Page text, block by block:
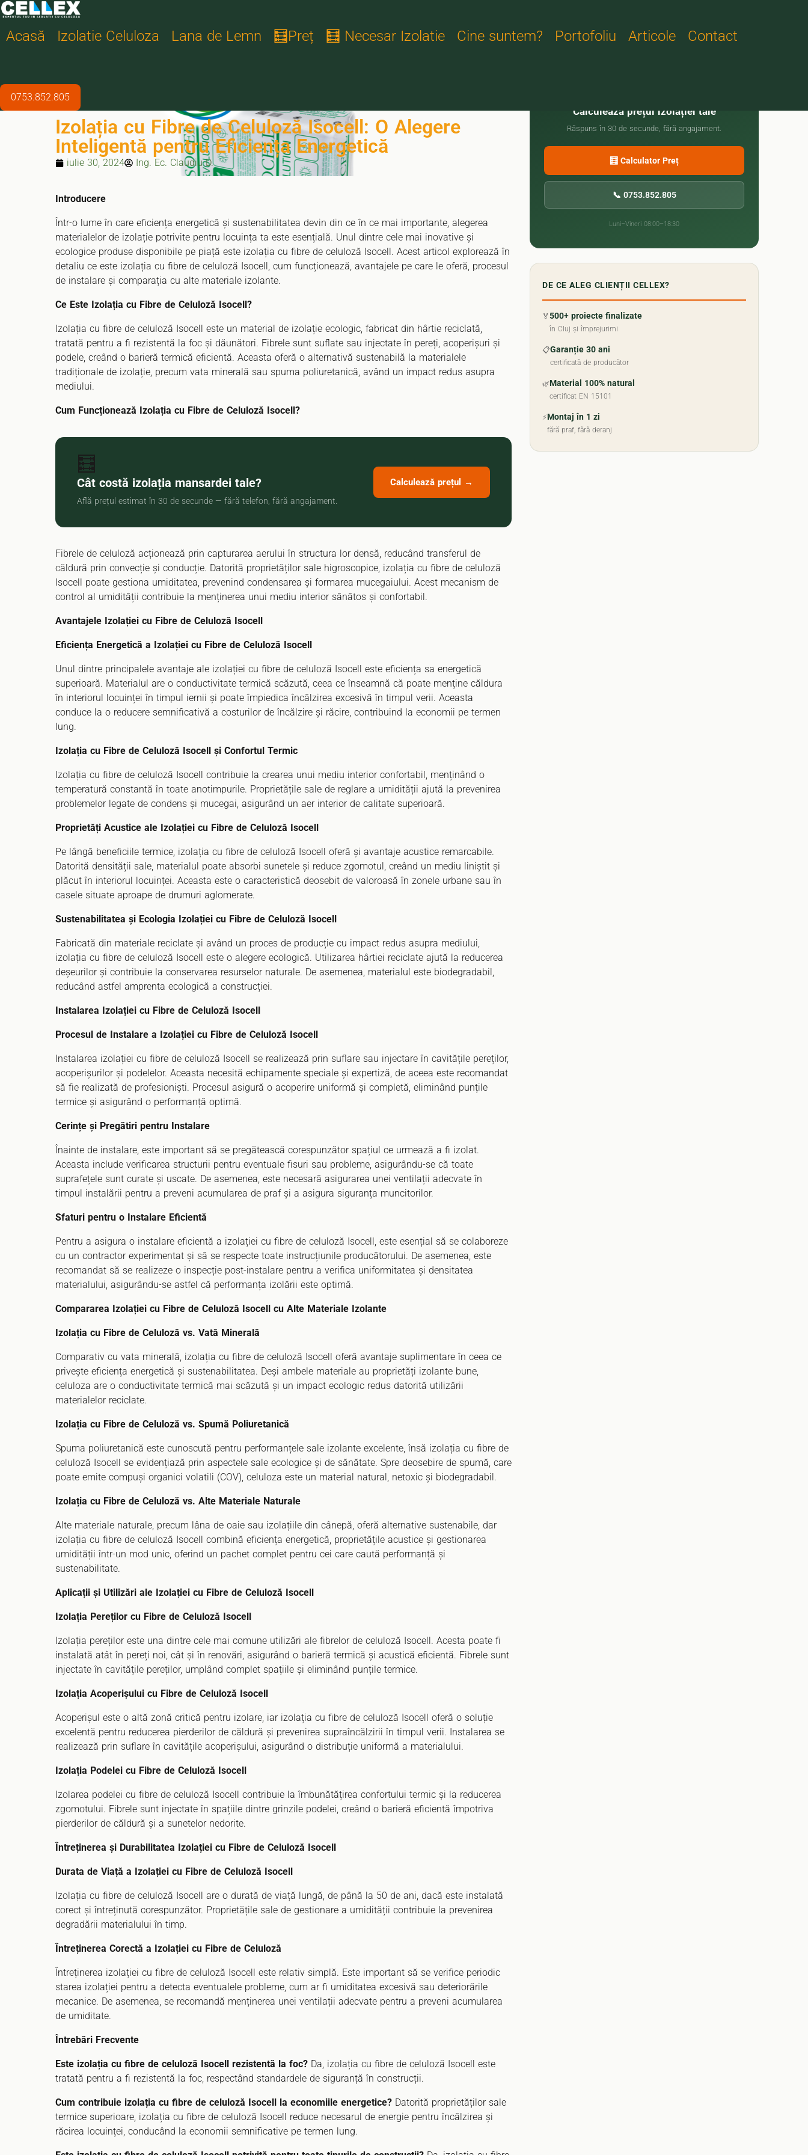
Acasă Izolatie Celuloza Lana de Lemn 🧮Preț 🧮 Necesar Izolatie Cine suntem? Portofoliu Articole Contact
0753.852.805🏠 IZOLAȚIE MANSARDĂ
Izolația cu Fibre de Celuloză Isocell: O Alegere
Inteligentă pentru Eficiența Energetică
iulie 30, 2024 Ing. Ec. Claudiu D.
Introducere
Într-o lume în care eficiența energetică și sustenabilitatea devin din ce în ce mai importante, alegerea
materialelor de izolație potrivite pentru locuința ta este esențială. Unul dintre cele mai inovative și
ecologice produse disponibile pe piață este izolația cu fibre de celuloză Isocell. Acest articol explorează în
detaliu ce este izolația cu fibre de celuloză Isocell, cum funcționează, avantajele pe care le oferă, procesul
de instalare și comparația cu alte materiale izolante.
Ce Este Izolația cu Fibre de Celuloză Isocell?
Izolația cu fibre de celuloză Isocell este un material de izolație ecologic, fabricat din hârtie reciclată,
tratată pentru a fi rezistentă la foc și dăunători. Fibrele sunt suflate sau injectate în pereți, acoperișuri și
podele, creând o barieră termică eficientă. Aceasta oferă o alternativă sustenabilă la materialele
tradiționale de izolație, precum vata minerală sau spuma poliuretanică, având un impact redus asupra
mediului.
Cum Funcționează Izolația cu Fibre de Celuloză Isocell?
🧮
Cât costă izolația mansardei tale?
Află prețul estimat în 30 de secunde — fără telefon, fără angajament.
Calculează prețul →
Fibrele de celuloză acționează prin capturarea aerului în structura lor densă, reducând transferul de
căldură prin convecție și conducție. Datorită proprietăților sale higroscopice, izolația cu fibre de celuloză
Isocell poate gestiona umiditatea, prevenind condensarea și formarea mucegaiului. Acest mecanism de
control al umidității contribuie la menținerea unui mediu interior sănătos și confortabil.
Avantajele Izolației cu Fibre de Celuloză Isocell
Eficiența Energetică a Izolației cu Fibre de Celuloză Isocell
Unul dintre principalele avantaje ale izolației cu fibre de celuloză Isocell este eficiența sa energetică
superioară. Materialul are o conductivitate termică scăzută, ceea ce înseamnă că poate menține căldura
în interiorul locuinței în timpul iernii și poate împiedica încălzirea excesivă în timpul verii. Aceasta
conduce la o reducere semnificativă a costurilor de încălzire și răcire, contribuind la economii pe termen
lung.
Izolația cu Fibre de Celuloză Isocell și Confortul Termic
Izolația cu fibre de celuloză Isocell contribuie la crearea unui mediu interior confortabil, menținând o
temperatură constantă în toate anotimpurile. Proprietățile sale de reglare a umidității ajută la prevenirea
problemelor legate de condens și mucegai, asigurând un aer interior de calitate superioară.
Proprietăți Acustice ale Izolației cu Fibre de Celuloză Isocell
Pe lângă beneficiile termice, izolația cu fibre de celuloză Isocell oferă și avantaje acustice remarcabile.
Datorită densității sale, materialul poate absorbi sunetele și reduce zgomotul, creând un mediu liniștit și
plăcut în interiorul locuinței. Aceasta este o caracteristică deosebit de valoroasă în zonele urbane sau în
casele situate aproape de drumuri aglomerate.
Sustenabilitatea și Ecologia Izolației cu Fibre de Celuloză Isocell
Fabricată din materiale reciclate și având un proces de producție cu impact redus asupra mediului,
izolația cu fibre de celuloză Isocell este o alegere ecologică. Utilizarea hârtiei reciclate ajută la reducerea
deșeurilor și contribuie la conservarea resurselor naturale. De asemenea, materialul este biodegradabil,
reducând astfel amprenta ecologică a construcției.
Instalarea Izolației cu Fibre de Celuloză Isocell
Procesul de Instalare a Izolației cu Fibre de Celuloză Isocell
Instalarea izolației cu fibre de celuloză Isocell se realizează prin suflare sau injectare în cavitățile pereților,
acoperișurilor și podelelor. Aceasta necesită echipamente speciale și expertiză, de aceea este recomandat
să fie realizată de profesioniști. Procesul asigură o acoperire uniformă și completă, eliminând punțile
termice și asigurând o performanță optimă.
Cerințe și Pregătiri pentru Instalare
Înainte de instalare, este important să se pregătească corespunzător spațiul ce urmează a fi izolat.
Aceasta include verificarea structurii pentru eventuale fisuri sau probleme, asigurându-se că toate
suprafețele sunt curate și uscate. De asemenea, este necesară asigurarea unei ventilații adecvate în
timpul instalării pentru a preveni acumularea de praf și a asigura siguranța muncitorilor.
Sfaturi pentru o Instalare Eficientă
Pentru a asigura o instalare eficientă a izolației cu fibre de celuloză Isocell, este esențial să se colaboreze
cu un contractor experimentat și să se respecte toate instrucțiunile producătorului. De asemenea, este
recomandat să se realizeze o inspecție post-instalare pentru a verifica uniformitatea și densitatea
materialului, asigurându-se astfel că performanța izolării este optimă.
Compararea Izolației cu Fibre de Celuloză Isocell cu Alte Materiale Izolante
Izolația cu Fibre de Celuloză vs. Vată Minerală
Comparativ cu vata minerală, izolația cu fibre de celuloză Isocell oferă avantaje suplimentare în ceea ce
privește eficiența energetică și sustenabilitatea. Deși ambele materiale au proprietăți izolante bune,
celuloza are o conductivitate termică mai scăzută și un impact ecologic redus datorită utilizării
materialelor reciclate.
Izolația cu Fibre de Celuloză vs. Spumă Poliuretanică
Spuma poliuretanică este cunoscută pentru performanțele sale izolante excelente, însă izolația cu fibre de
celuloză Isocell se evidențiază prin aspectele sale ecologice și de sănătate. Spre deosebire de spumă, care
poate emite compuși organici volatili (COV), celuloza este un material natural, netoxic și biodegradabil.
Izolația cu Fibre de Celuloză vs. Alte Materiale Naturale
Alte materiale naturale, precum lâna de oaie sau izolațiile din cânepă, oferă alternative sustenabile, dar
izolația cu fibre de celuloză Isocell combină eficiența energetică, proprietățile acustice și gestionarea
umidității într-un mod unic, oferind un pachet complet pentru cei care caută performanță și
sustenabilitate.
Aplicații și Utilizări ale Izolației cu Fibre de Celuloză Isocell
Izolația Pereților cu Fibre de Celuloză Isocell
Izolația pereților este una dintre cele mai comune utilizări ale fibrelor de celuloză Isocell. Acesta poate fi
instalată atât în pereți noi, cât și în renovări, asigurând o barieră termică și acustică eficientă. Fibrele sunt
injectate în cavitățile pereților, umplând complet spațiile și eliminând punțile termice.
Izolația Acoperișului cu Fibre de Celuloză Isocell
Acoperișul este o altă zonă critică pentru izolare, iar izolația cu fibre de celuloză Isocell oferă o soluție
excelentă pentru reducerea pierderilor de căldură și prevenirea supraîncălzirii în timpul verii. Instalarea se
realizează prin suflare în cavitățile acoperișului, asigurând o distribuție uniformă a materialului.
Izolația Podelei cu Fibre de Celuloză Isocell
Izolarea podelei cu fibre de celuloză Isocell contribuie la îmbunătățirea confortului termic și la reducerea
zgomotului. Fibrele sunt injectate în spațiile dintre grinzile podelei, creând o barieră eficientă împotriva
pierderilor de căldură și a sunetelor nedorite.
Întreținerea și Durabilitatea Izolației cu Fibre de Celuloză Isocell
Durata de Viață a Izolației cu Fibre de Celuloză Isocell
Izolația cu fibre de celuloză Isocell are o durată de viață lungă, de până la 50 de ani, dacă este instalată
corect și întreținută corespunzător. Proprietățile sale de gestionare a umidității contribuie la prevenirea
degradării materialului în timp.
Întreținerea Corectă a Izolației cu Fibre de Celuloză
Întreținerea izolației cu fibre de celuloză Isocell este relativ simplă. Este important să se verifice periodic
starea izolației pentru a detecta eventualele probleme, cum ar fi umiditatea excesivă sau deteriorările
mecanice. De asemenea, se recomandă menținerea unei ventilații adecvate pentru a preveni acumularea
de umiditate.
Întrebări Frecvente
Este izolația cu fibre de celuloză Isocell rezistentă la foc? Da, izolația cu fibre de celuloză Isocell este
tratată pentru a fi rezistentă la foc, respectând standardele de siguranță în construcții.
Cum contribuie izolația cu fibre de celuloză Isocell la economiile energetice? Datorită proprietăților sale
termice superioare, izolația cu fibre de celuloză Isocell reduce necesarul de energie pentru încălzirea și
răcirea locuinței, conducând la economii semnificative pe termen lung.
Calculează prețul izolației tale
Răspuns în 30 de secunde, fără angajament.
🧮 Calculator Preț
📞 0753.852.805
Luni–Vineri 08:00–18:30
DE CE ALEG CLIENȚII CELLEX?
🏅500+ proiecte finalizate
în Cluj și împrejurimi
📋Garanție 30 ani
certificată de producător
🌿Material 100% natural
certificat EN 15101
⚡Montaj în 1 zi
fără praf, fără deranj